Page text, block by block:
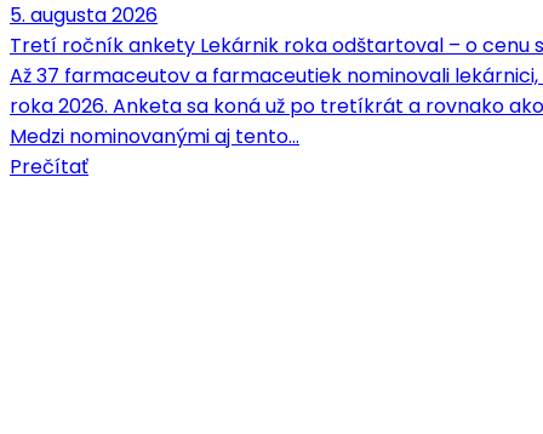
5. augusta 2026
Tretí ročník ankety Lekárnik roka odštartoval – o cenu
Až 37 farmaceutov a farmaceutiek nominovali
roka 2026. Anketa sa koná už po tretíkrát a rovnako
Medzi nominovanými aj tento…
Prečítať